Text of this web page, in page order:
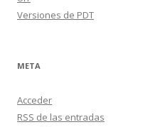
Versiones de PDT
META
Acceder
RSS de las entradas